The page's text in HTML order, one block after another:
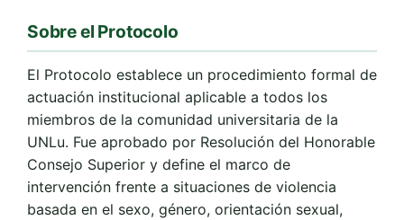
Sobre el Protocolo
El Protocolo establece un procedimiento formal de
actuación institucional aplicable a todos los
miembros de la comunidad universitaria de la
UNLu. Fue aprobado por Resolución del Honorable
Consejo Superior y define el marco de
intervención frente a situaciones de violencia
basada en el sexo, género, orientación sexual,